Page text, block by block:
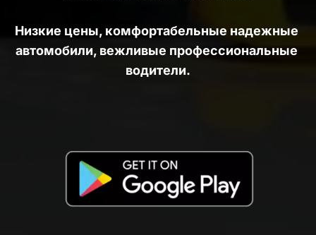
Низкие цены, комфортабельные надежные
автомобили, вежливые профессиональные
водители.